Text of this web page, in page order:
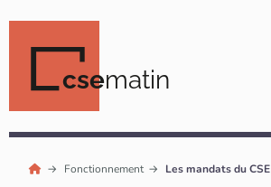
csematin
Fonctionnement Les mandats du CSE